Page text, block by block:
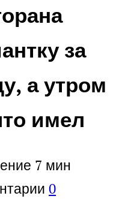
за
а утром
имел
7 мин
0